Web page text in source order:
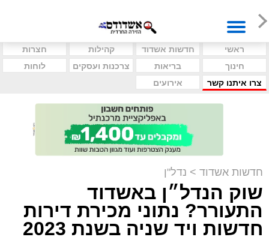
ראשי חדשות אשדוד קהילות
חצרות
חינוך
בריאות צרכנות ועסקים
לוחות
צרו איתנו קשר
אירועים
חדשות אשדוד > נדל"ן
שוק הנדל״ן באשדוד
התעורר? נתוני מכירת דירות
חדשות ויד שניה בשנת 2023